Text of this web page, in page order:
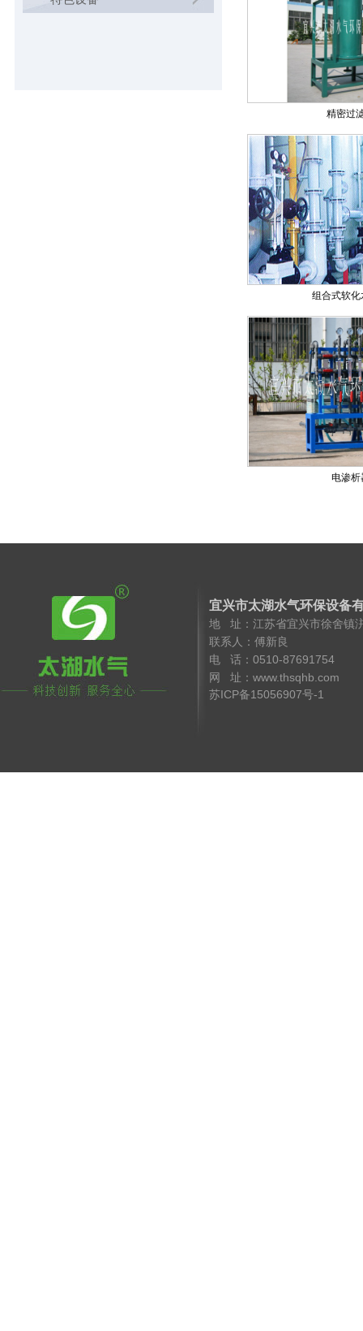
精密过
组合式软化
电渗析
宜兴市太湖水气环保设备
地 址：江苏省宜兴市徐舍镇
联系人：傅新良
电 话：0510-
网 址：
苏ICP备15056907号-1